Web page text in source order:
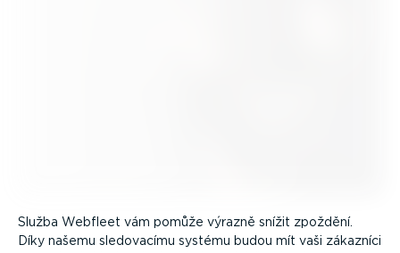
Služba Webfleet vám pomůže výrazně snížit zpoždění.
Díky našemu sledovacímu systému budou mít vaši zákazníci